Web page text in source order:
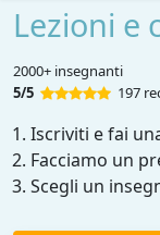
Lezioni e
2000+ insegnanti
5/5
197
Iscriviti e fai
Facciamo un
Scegli un